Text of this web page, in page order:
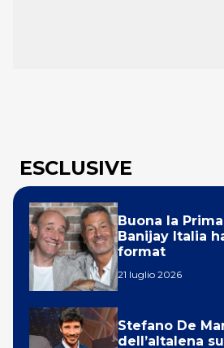
ESCLUSIVE
Buona la
Banijay Italia
format
21 luglio 2026
Stefano De
dell’altalena